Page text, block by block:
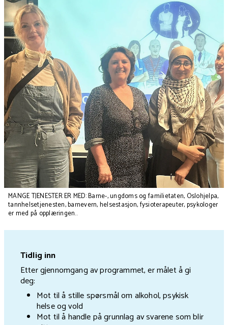
MANGE TJENESTER ER MED: Barne-, ungdoms og familietaten, Oslohjelpa,
tannhelsetjenesten, barnevern, helsestasjon, fysioterapeuter, psykologer
er med på opplæringen..
Tidlig inn
Etter gjennomgang av programmet, er målet å gi
deg:
Mot til å stille spørsmål om alkohol, psykisk
helse og vold
Mot til å handle på grunnlag av svarene som blir